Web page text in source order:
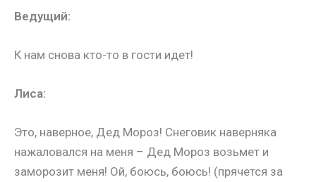
Ведущий:
К нам снова кто-то в гости идет!
Лиса:
Это, наверное, Дед Мороз! Снеговик наверняка
нажаловался на меня – Дед Мороз возьмет и
заморозит меня! Ой, боюсь, боюсь! (прячется за